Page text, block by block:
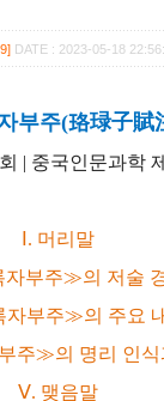
DATE : 2023-05-18
부주(珞琭子
| 중국인문과학
Ⅰ. 머리말
자부주≫의 저술
자부주≫의 주요
주≫의 명리 인식
Ⅴ. 맺음말